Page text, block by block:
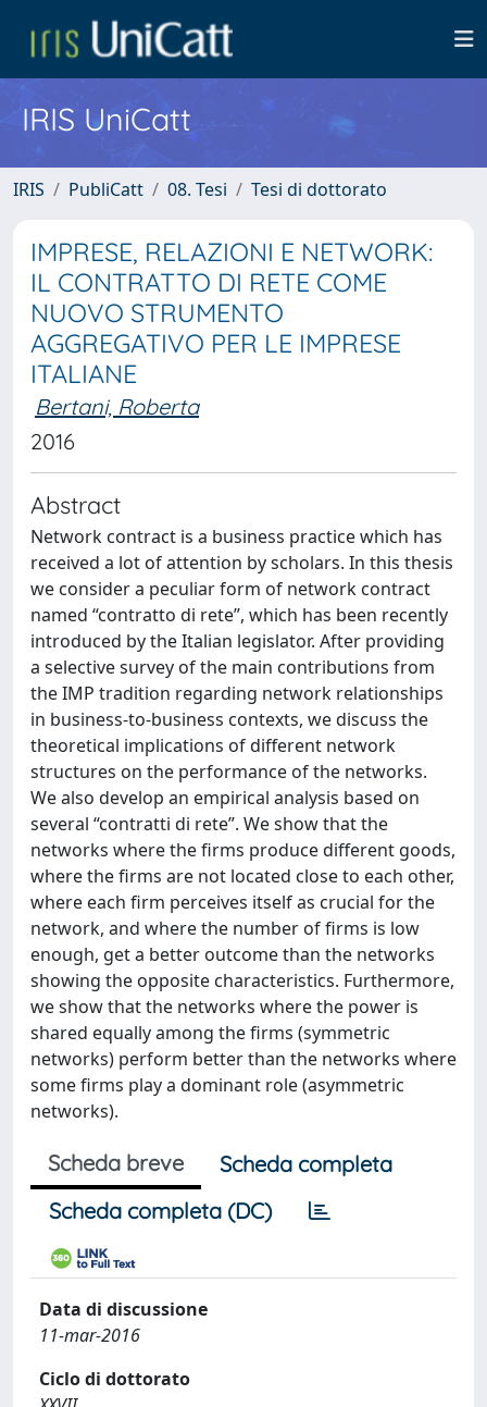
IRIS UniCatt
IRIS PubliCatt 08. Tesi Tesi di dottorato
IMPRESE, RELAZIONI E NETWORK:
IL CONTRATTO DI RETE COME
NUOVO STRUMENTO
AGGREGATIVO PER LE IMPRESE
ITALIANE
Bertani, Roberta
2016
Abstract
Network contract is a business practice which has
received a lot of attention by scholars. In this thesis
we consider a peculiar form of network contract
named “contratto di rete”, which has been recently
introduced by the Italian legislator. After providing
a selective survey of the main contributions from
the IMP tradition regarding network relationships
in business-to-business contexts, we discuss the
theoretical implications of different network
structures on the performance of the networks.
We also develop an empirical analysis based on
several “contratti di rete”. We show that the
networks where the firms produce different goods,
where the firms are not located close to each other,
where each firm perceives itself as crucial for the
network, and where the number of firms is low
enough, get a better outcome than the networks
showing the opposite characteristics. Furthermore,
we show that the networks where the power is
shared equally among the firms (symmetric
networks) perform better than the networks where
some firms play a dominant role (asymmetric
networks).
Scheda breve
Scheda completa
Scheda completa (DC)
Data di discussione
11-mar-2016
Ciclo di dottorato